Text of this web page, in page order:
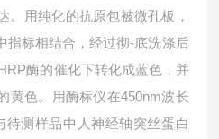
。用纯化的抗原包被微孔板，
指标相结合，经过彻-底洗涤后
酶的催化下转化成蓝色，并
黄色。用酶标仪在450nm波长
待测样品中 人神经轴突丝蛋白